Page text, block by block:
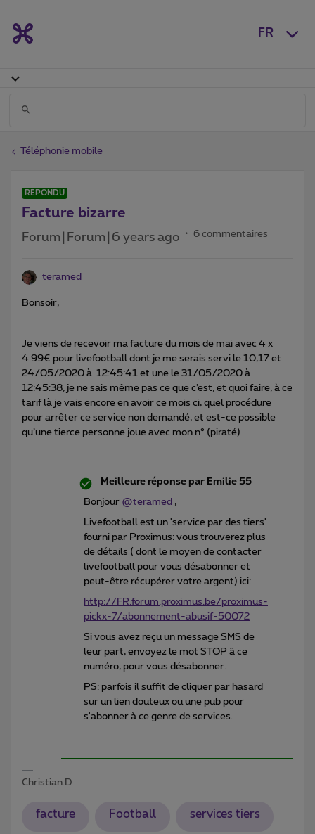
FR
Téléphonie mobile
RÉPONDU
Facture bizarre
Forum|Forum|6 years ago 6 commentaires
teramed
Bonsoir,
Je viens de recevoir ma facture du mois de mai avec 4 x
4.99€ pour livefootball dont je me serais servi le 10,17 et
24/05/2020 à 12:45:41 et une le 31/05/2020 à
12:45:38, je ne sais même pas ce que c’est, et quoi faire, à ce
tarif là je vais encore en avoir ce mois ci, quel procédure
pour arrêter ce service non demandé, et est-ce possible
qu’une tierce personne joue avec mon n° (piraté)
Meilleure réponse par Emilie 55
Bonjour @teramed ,
Livefootball est un 'service par des tiers'
fourni par Proximus: vous trouverez plus
de détails ( dont le moyen de contacter
livefootball pour vous désabonner et
peut-être récupérer votre argent) ici:
http://FR.forum.proximus.be/proximus-
pickx-7/abonnement-abusif-50072
Si vous avez reçu un message SMS de
leur part, envoyez le mot STOP â ce
numéro, pour vous désabonner.
PS: parfois il suffit de cliquer par hasard
sur un lien douteux ou une pub pour
s'abonner à ce genre de services.
Christian.D
facture Football services tiers